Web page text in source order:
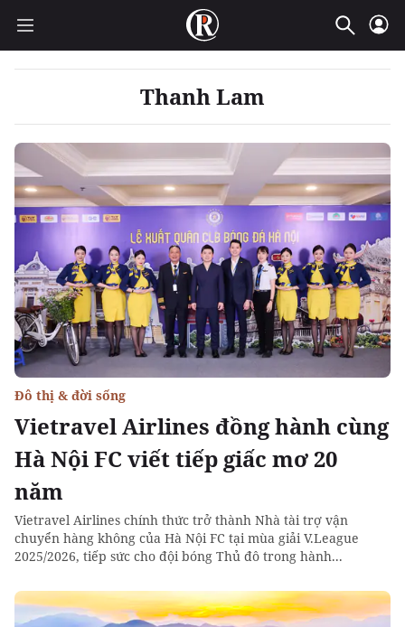
Thanh Lam
Vietravel Airlines đồng hành cùng
Hà Nội FC viết tiếp giấc mơ 20
năm
Đô thị & đời sống
Vietravel Airlines chính thức trở thành Nhà tài trợ vận
chuyển hàng không của Hà Nội FC tại mùa giải V.League
2025/2026, tiếp sức cho đội bóng Thủ đô trong hành...